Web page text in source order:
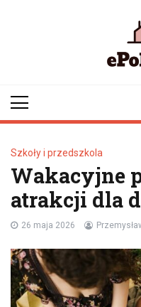
Szkoły i przedszkola
Wakacyjne
atrakcji dla
26 maja 2026